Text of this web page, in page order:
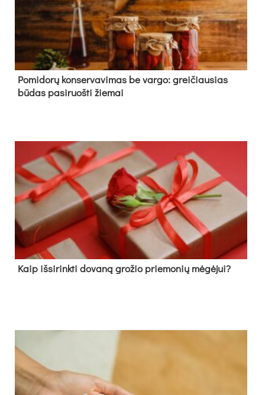
Pomidorų konservavimas be vargo: greičiausias
būdas pasiruošti žiemai
Kaip išsirinkti dovaną grožio priemonių mėgėjui?